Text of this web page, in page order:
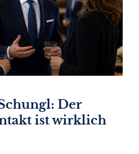
Der
ist wirklich